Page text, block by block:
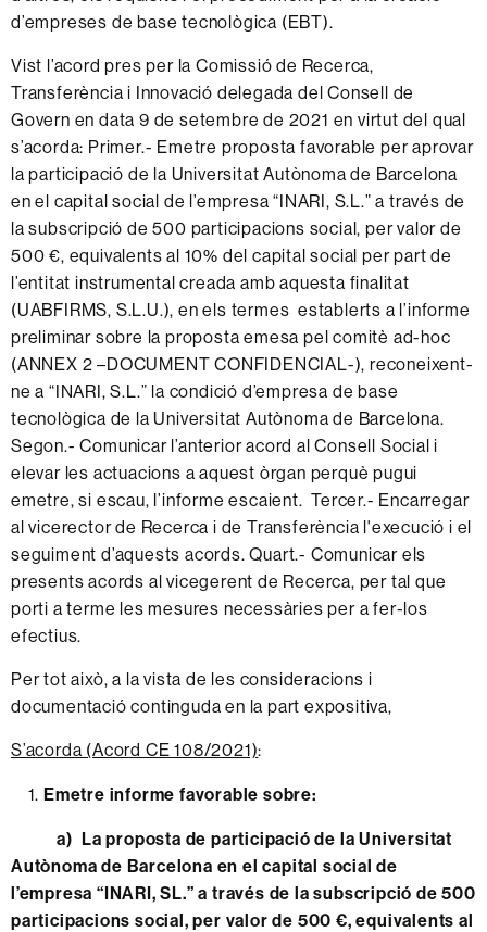
d’empreses de base tecnològica (EBT).
Vist l’acord pres per la Comissió de Recerca,
Transferència i Innovació delegada del Consell de
Govern en data 9 de setembre de 2021 en virtut del qual
s’acorda: Primer.- Emetre proposta favorable per aprovar
la participació de la Universitat Autònoma de Barcelona
en el capital social de l’empresa “INARI, S.L.” a través de
la subscripció de 500 participacions social, per valor de
500 €, equivalents al 10% del capital social per part de
l’entitat instrumental creada amb aquesta finalitat
(UABFIRMS, S.L.U.), en els termes establerts a l’informe
preliminar sobre la proposta emesa pel comitè ad-hoc
(ANNEX 2 –DOCUMENT CONFIDENCIAL-), reconeixent-
ne a “INARI, S.L.” la condició d’empresa de base
tecnològica de la Universitat Autònoma de Barcelona.
Segon.- Comunicar l’anterior acord al Consell Social i
elevar les actuacions a aquest òrgan perquè pugui
emetre, si escau, l’informe escaient. Tercer.- Encarregar
al vicerector de Recerca i de Transferència l'execució i el
seguiment d’aquests acords. Quart.- Comunicar els
presents acords al vicegerent de Recerca, per tal que
porti a terme les mesures necessàries per a fer-los
efectius.
Per tot això, a la vista de les consideracions i
documentació continguda en la part expositiva,
S’acorda (Acord CE 108/2021):
Emetre informe favorable sobre:
a) La proposta de participació de la Universitat
Autònoma de Barcelona en el capital social de
l’empresa “INARI, SL.” a través de la subscripció de 500
participacions social, per valor de 500 €, equivalents al